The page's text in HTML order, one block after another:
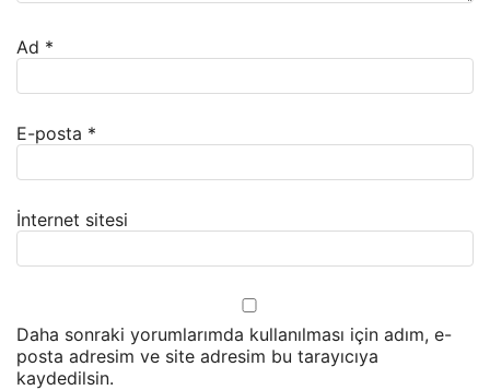
Ad *
E-posta *
İnternet sitesi
Daha sonraki yorumlarımda kullanılması için adım, e-
posta adresim ve site adresim bu tarayıcıya
kaydedilsin.